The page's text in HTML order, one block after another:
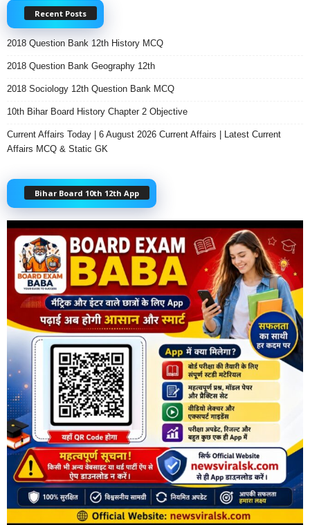
Recent Posts
2018 Question Bank 12th History MCQ
2018 Question Bank Geography 12th
2018 Sociology 12th Question Bank MCQ
10th Bihar Board History Chapter 2 Objective
Current Affairs Today | 6 August 2026 Current Affairs | Latest Current
Affairs MCQ & Static GK
Bihar Board 10th 12th App